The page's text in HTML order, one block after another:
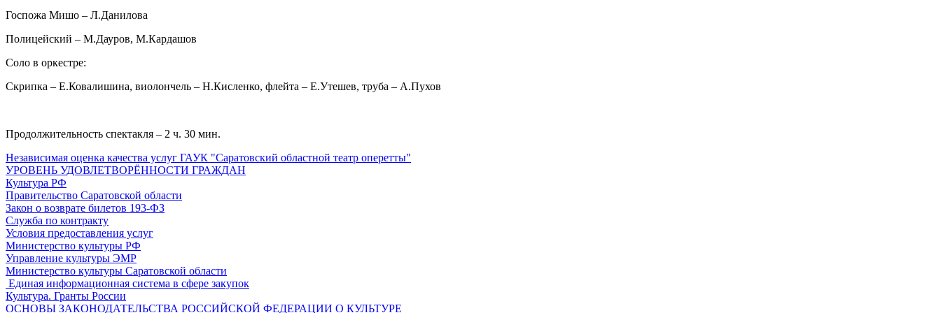
Госпожа Мишо – Л.Данилова
Полицейский – М.Дауров, М.Кардашов
Соло в оркестре:
Скрипка – Е.Ковалишина, виолончель – Н.Кисленко, флейта – Е.Утешев, труба – А.Пухов
Продолжительность спектакля – 2 ч. 30 мин.
Независимая оценка качества услуг ГАУК "Саратовский областной театр оперетты"
УРОВЕНЬ УДОВЛЕТВОРЁННОСТИ ГРАЖДАН
Культура РФ
Правительство Саратовской области
Закон о возврате билетов 193-ФЗ
Служба по контракту
Условия предоставления услуг
Министерство культуры РФ
Управление культуры ЭМР
Министерство культуры Саратовской области
Единая информационная система в сфере закупок
Культура. Гранты России
ОСНОВЫ ЗАКОНОДАТЕЛЬСТВА РОССИЙСКОЙ ФЕДЕРАЦИИ О КУЛЬТУРЕ